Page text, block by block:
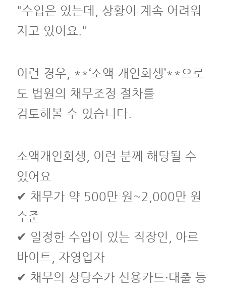
"수입은 있는데, 상황이 계속 어려워
지고 있어요."
이런 경우, **‘소액 개인회생’**으로
도 법원의 채무조정 절차를
검토해볼 수 있습니다.
소액개인회생, 이런 분께 해당될 수
있어요
✔ 채무가 약 500만 원~2,000만 원
수준
✔ 일정한 수입이 있는 직장인, 아르
바이트, 자영업자
✔ 채무의 상당수가 신용카드·대출 등